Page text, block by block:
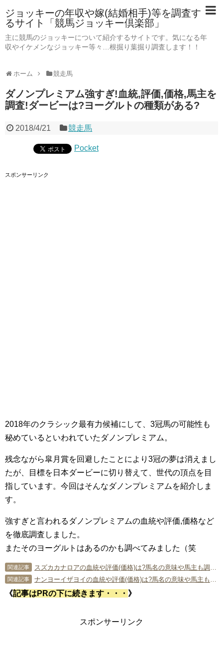
ジョッキーの年収や嫁(結婚相手)等を調査す
るサイト「競馬ジョッキー倶楽部」
主に競馬のジョッキーについて紹介するサイトです。気になる年
収やイケメンなジョッキー等々…根掘り葉掘り調査します！！
ホーム 競走馬
ダノンプレミアム強すぎ!血統,評価,価格,馬主を
調査!ダービーは?ヨーグルトの種類がある?
2018/4/21 競走馬
Pocket
スポンサーリンク
2018年のクラシック最有力候補にして、3冠馬の可能性も
秘めているといわれていたダノンプレミアム。
残念ながら皐月賞を回避したことにより3冠の夢は消えまし
たが、目標を日本ダービーに切り替えて、世代の頂点を目
指しています。今回はそんなダノンプレミアムを紹介しま
す。
強すぎと言われるダノンプレミアムの血統や評価,価格など
を徹底調査しました。
またそのヨーグルトはあるのかも調べてみました（笑
関連記事 スズカカナロアの血統や評価(価格)は?馬名の意味や馬主も調査!!
関連記事 ナンヨーイザヨイの血統や評価(価格)は?馬名の意味や馬主も調査!!
《記事はPRの下に続きます・・・ 》
スポンサーリンク